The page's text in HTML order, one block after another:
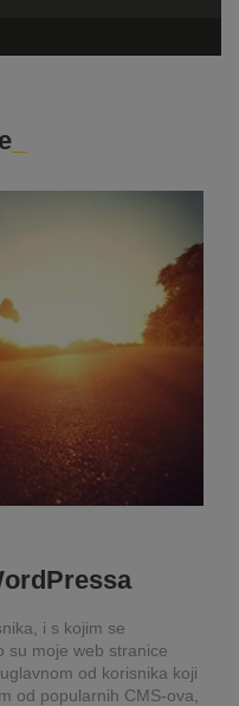
i s kojim se
su moje web stranice
od korisnika koji
od popularnih CMS-ova,